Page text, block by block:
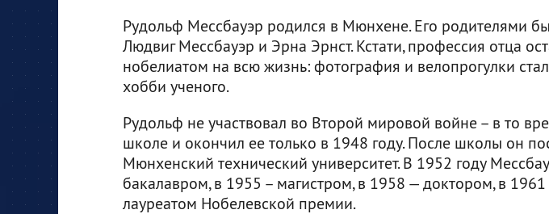
Рудольф Мессбауэр родился в Мюнхене. Его родителями
Людвиг Мессбауэр и Эрна Эрнст. Кстати, профессия отца
нобелиатом на всю жизнь: фотография и велопрогулки
хобби ученого.
Рудольф не участвовал во Второй мировой войне – в то
школе и окончил ее только в 1948 году. После школы он
Мюнхенский технический университет. В 1952 году
бакалавром, в 1955 – магистром, в 1958 — доктором, в
лауреатом Нобелевской премии.